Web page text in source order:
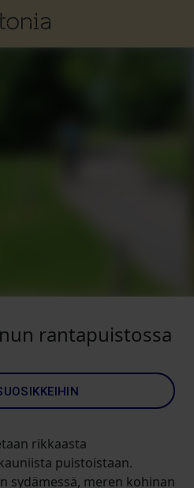
rantapuistossa
rikkaasta
puistoistaan.
sydämessä, meren kohinan